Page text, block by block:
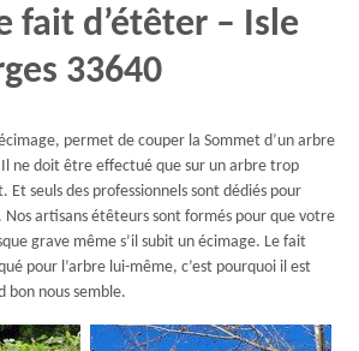
fait d’étêter – Isle
33640
permet de couper la Sommet d’un arbre
Il ne doit être effectué que sur un arbre trop
seuls des professionnels sont dédiés pour
artisans étêteurs sont formés pour que votre
grave même s’il subit un écimage. Le fait
pour l’arbre lui-même, c’est pourquoi il est
bon nous semble.